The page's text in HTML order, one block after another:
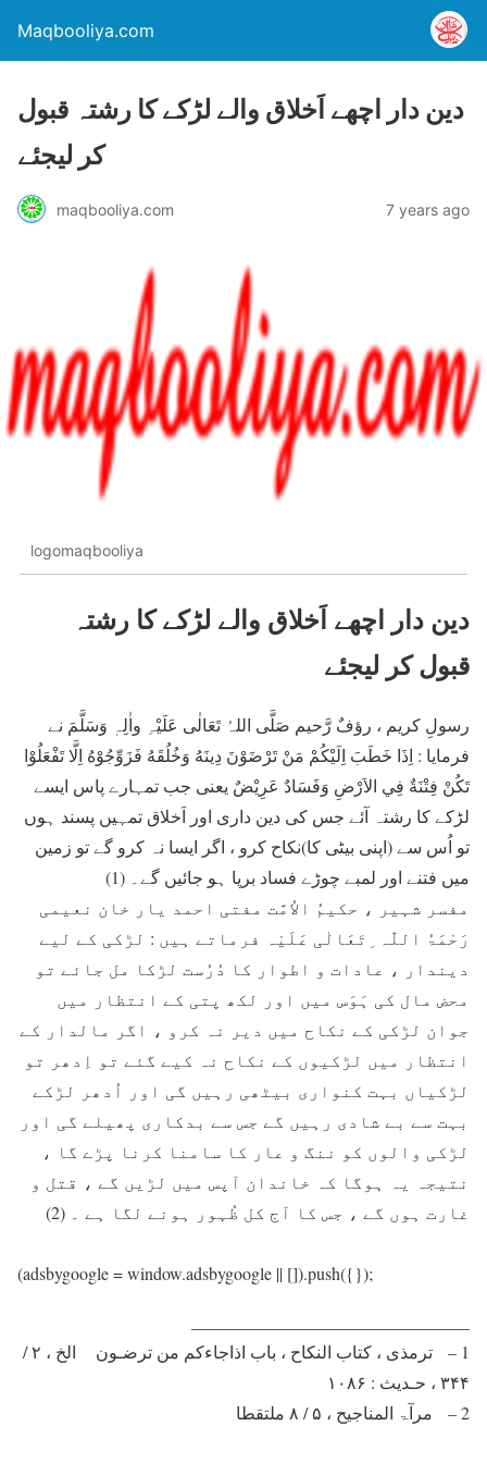
Maqbooliya.com
دین دار اچھے اَخلاق والے لڑکے کا رشتہ قبول
کر لیجئے
maqbooliya.com 7 years ago
logomaqbooliya
دین دار اچھے اَخلاق والے لڑکے کا رشتہ
قبول کر لیجئے
رسولِ کریم ، رؤفٌ رَّحیم صَلَّی اللہُ تَعَالٰی عَلَیْہِ واٰلِہٖ وَسَلَّمَ نے
فرمایا : اِذَا خَطَبَ اِلَيْكُمْ مَنْ تَرْضَوْنَ دِينَهُ وَخُلُقَهُ فَزَوِّجُوْهُ اِلَّا تَفْعَلُوْا
تَكُنْ فِتْنَةٌ فِي الاَرْضِ وَفَسَادٌ عَرِيْضٌ یعنی جب تمہارے پاس ایسے
لڑکے کا رشتہ آئے جس کی دین داری اور اَخلاق تمہیں پسند ہوں
تو اُس سے (اپنی بیٹی کا)نکاح کرو ، اگر ایسا نہ کرو گے تو زمین
میں فتنے اور لمبے چوڑے فساد برپا ہو جائیں گے۔ (1)
مفسر شہیر ، حکیمُ الاُمَّت مفتی احمد یار خان نعیمی
رَحْمَۃُ اللّٰہ ِتَعَالٰی عَلَیْہ فرماتے ہیں : لڑکی کے لیے
دیندار ، عادات و اطوار کا دُرُست لڑکا مل جائے تو
محض مال کی ہَوَس میں اور لکھ پتی کے انتظار میں
جوان لڑکی کے نکاح میں دیر نہ کرو ، اگر مالدار کے
انتظار میں لڑکیوں کے نکاح نہ کیے گئے تو اِدھر تو
لڑکیاں بہت کنواری بیٹھی رہیں گی اور اُدھر لڑکے
بہت سے بے شادی رہیں گے جس سے بدکاری پھیلے گی اور
لڑکی والوں کو ننگ و عار کا سامنا کرنا پڑے گا ،
نتیجہ یہ ہوگا کہ خاندان آپس میں لڑیں گے ، قتل و
غارت ہوں گے ، جس کا آج کل ظُہور ہونے لگا ہے ۔ (2)
(adsbygoogle = window.adsbygoogle || []).push({});
1 – ترمذی ، کتاب النکاح ، باب اذاجاءکم من ترضـون الخ ، ۲ /
۳۴۴ ، حـديث : ۱۰۸۶
2 – مرآۃ المناجیح ، ۵ / ۸ ملتقطا